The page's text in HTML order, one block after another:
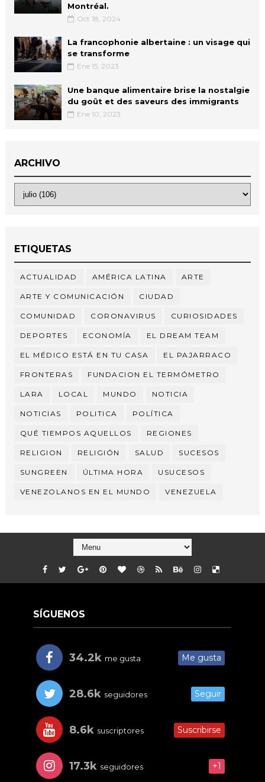
Montréal.
Oct 18, 2024
La francophonie albertaine : un visage qui
se transforme
Ene 15, 2023
Une banque alimentaire brise la nostalgie
du goût et des saveurs des immigrants
Ene 10, 2023
ARCHIVO
ETIQUETAS
ACTUALIDAD AMÉRICA LATINA ARTE
ARTE Y COMUNICACIÓN CIUDAD
COMUNIDAD CORONAVIRUS CURIOSIDADES
DEPORTES ECONOMÍA EL DREAM TEAM
EL MÉDICO ESTÁ EN TU CASA EL PAJARRACO
FRONTERAS FUNDACION EL TERMÓMETRO
LARA LOCAL MUNDO NOTICIA
NOTICIAS POLITICA POLÍTICA
QUÉ TIEMPOS AQUELLOS REGIONES
RELIGION RELIGIÓN SALUD SUCESOS
SUNGREEN ÚLTIMA HORA USUCESOS
VENEZOLANOS EN EL MUNDO VENEZUELA
SÍGUENOS
34.2k me gusta Me gusta
28.6k seguidores Seguir
8.6k suscriptores Suscribirse
17.3k seguidores +1